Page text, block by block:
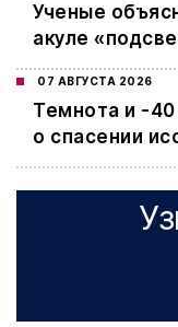
Ученые
акуле
07 АВГУСТА 2026
Темнота и -
о спасении